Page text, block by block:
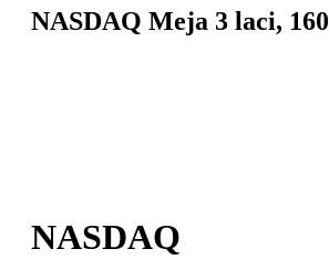
NASDAQ Meja 3 laci,
NASDAQ